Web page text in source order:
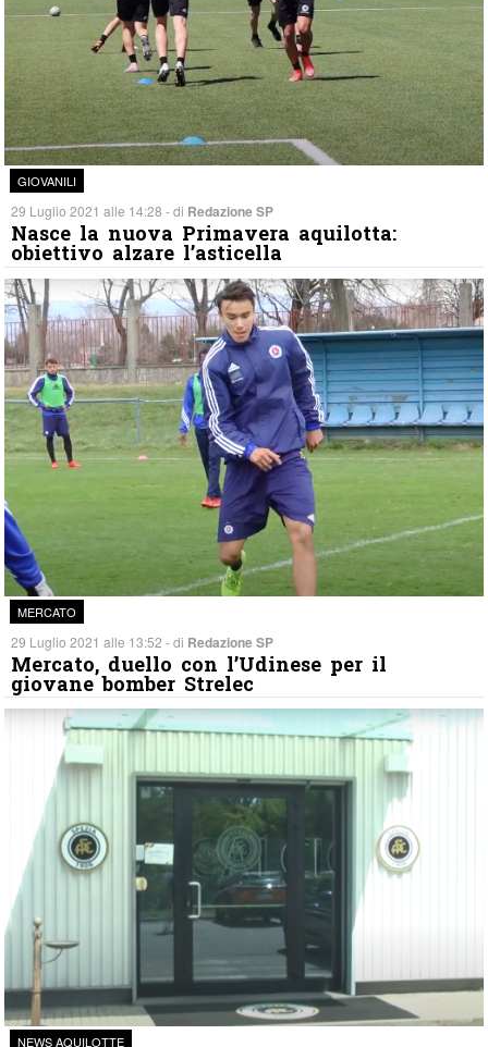
GIOVANILI
29 Luglio 2021 alle 14:28 - di Redazione SP
Nasce la nuova Primavera aquilotta:
obiettivo alzare l’asticella
MERCATO
29 Luglio 2021 alle 13:52 - di Redazione SP
Mercato, duello con l’Udinese per il
giovane bomber Strelec
NEWS AQUILOTTE